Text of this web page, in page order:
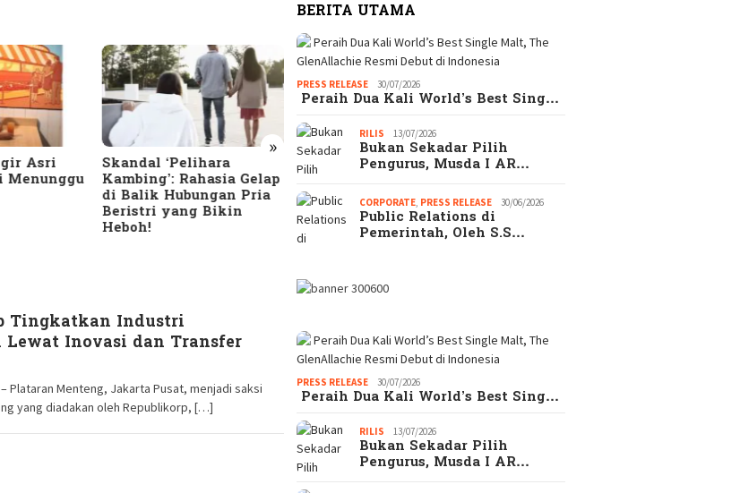
»
Gelap
10 Tanda Suami
Selingkuh yang Jarang
Disadari: Cek Apakah
Pasanganmu Termasuk!
Terungkap! Alasan
Mengejutkan Kenapa
Banyak Wanita Memilih
HTS daripada Pacaran
Serius
EKSEKUTIF.com
EKSEKUTIF di era
Digital
Tingkatkan Industri
Lewat Inovasi dan Transfer
– Plataran Menteng, Jakarta Pusat, menjadi saksi
yang diadakan oleh Republikorp, […]
BERITA UTAMA
PRESS RELEASE 30/07/2026
Peraih Dua Kali World’s Best Sing…
RILIS 13/07/2026
Bukan Sekadar Pilih
Pengurus, Musda I AR…
CORPORATE, PRESS RELEASE 30/06/2026
Public Relations di
Pemerintah, Oleh S.S…
PRESS RELEASE 30/07/2026
Peraih Dua Kali World’s Best Sing…
RILIS 13/07/2026
Bukan Sekadar Pilih
Pengurus, Musda I AR…